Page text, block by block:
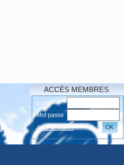
ACCÈS MEMBRES
Login
Mot passe
Accés oubliés
OK